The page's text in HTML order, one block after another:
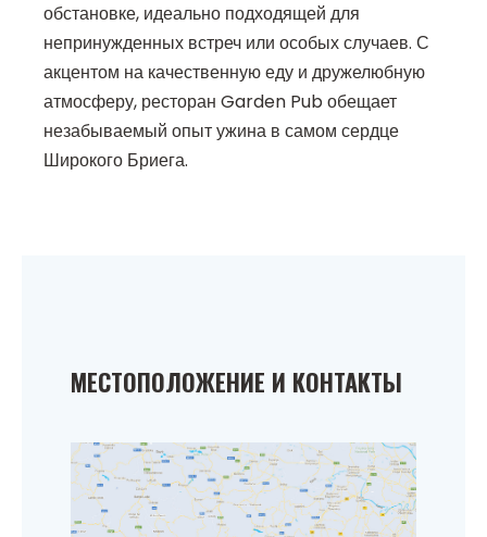
обстановке, идеально подходящей для
непринужденных встреч или особых случаев. С
акцентом на качественную еду и дружелюбную
атмосферу, ресторан Garden Pub обещает
незабываемый опыт ужина в самом сердце
Широкого Бриега.
МЕСТОПОЛОЖЕНИЕ И КОНТАКТЫ